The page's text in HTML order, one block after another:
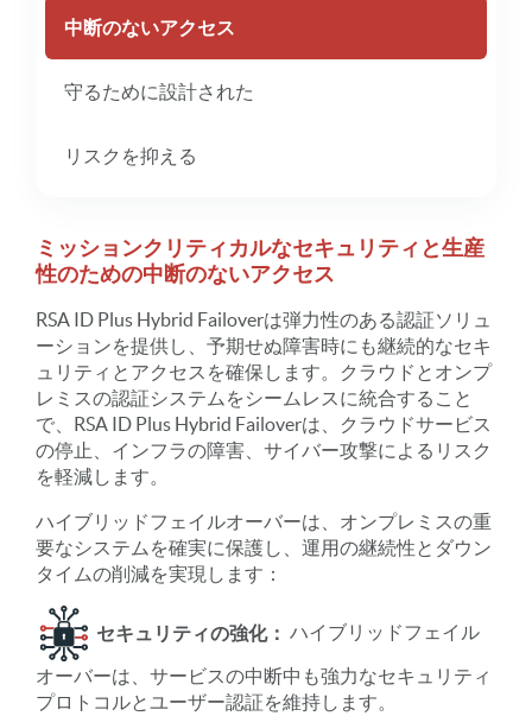
中断のないアクセス
守るために設計された
リスクを抑える
ミッションクリティカルなセキュリティと生産
性のための中断のないアクセス
RSA ID Plus Hybrid Failoverは弾力性のある認証ソリュ
ーションを提供し、予期せぬ障害時にも継続的なセキ
ュリティとアクセスを確保します。クラウドとオンプ
レミスの認証システムをシームレスに統合すること
で、RSA ID Plus Hybrid Failoverは、クラウドサービス
の停止、インフラの障害、サイバー攻撃によるリスク
を軽減します。
ハイブリッドフェイルオーバーは、オンプレミスの重
要なシステムを確実に保護し、運用の継続性とダウン
タイムの削減を実現します：
セキュリティの強化： ハイブリッドフェイル
オーバーは、サービスの中断中も強力なセキュリティ
プロトコルとユーザー認証を維持します。